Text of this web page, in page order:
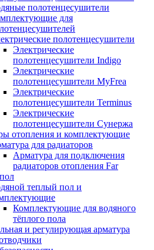
полотенцесушители
для
полотенцесушители
Электрические
полотенцесушители Indigo
Электрические
полотенцесушители MyFrea
Электрические
полотенцесушители Terminus
Электрические
полотенцесушители Сунержа
отопления и комплектующие
для радиаторов
Арматура для подключения
радиаторов отопления Far
теплый пол и
Комплектующие для водяного
тёплого пола
и регулирующая арматура